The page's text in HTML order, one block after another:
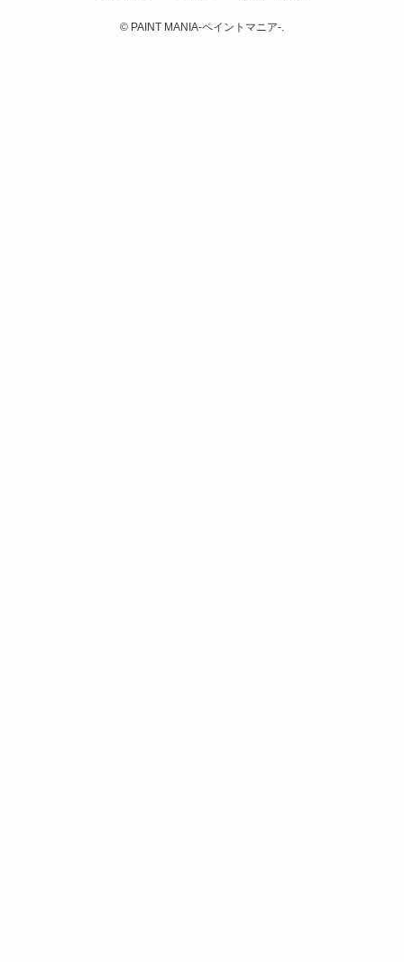
© PAINT MANIA-ペイントマニア-.